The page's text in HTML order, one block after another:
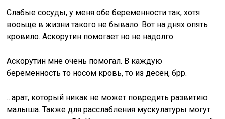
Слабые сосуды, у меня обе беременности так, хотя
вооьще в жизни такого не бывало. Вот на днях опять
кровило. Аскорутин помогает но не надолго
Аскорутин мне очень помогал. В каждую
беременность то носом кровь, то из десен, брр.
…арат, который никак не может повредить развитию
малыша. Также для расслабления мускулатуры могут